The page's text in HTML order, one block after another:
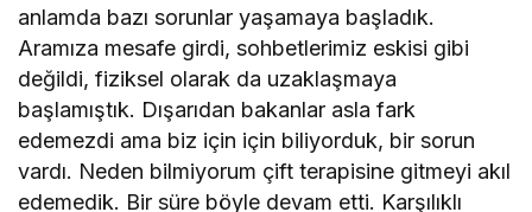
anlamda bazı sorunlar yaşamaya başladık.
Aramıza mesafe girdi, sohbetlerimiz eskisi gibi
değildi, fiziksel olarak da uzaklaşmaya
başlamıştık. Dışarıdan bakanlar asla fark
edemezdi ama biz için için biliyorduk, bir sorun
vardı. Neden bilmiyorum çift terapisine gitmeyi akıl
edemedik. Bir süre böyle devam etti. Karşılıklı